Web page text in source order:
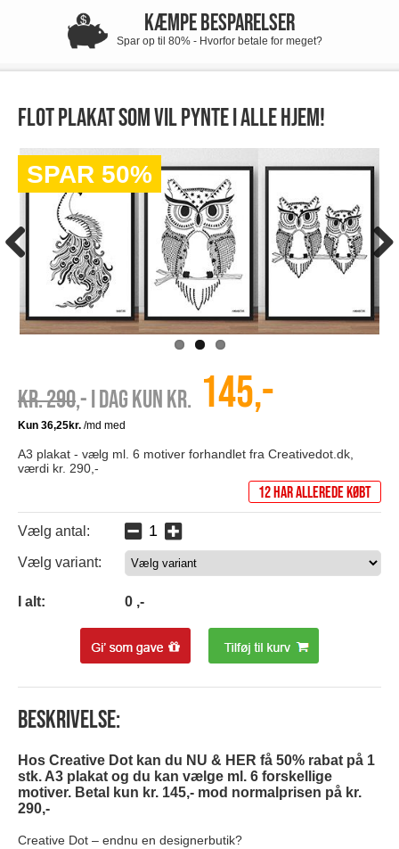
KÆMPE BESPARELSER
Spar op til 80% - Hvorfor betale for meget?
Flot plakat som vil pynte i alle hjem!
SPAR 50%
Kr. 290,- I dag kun kr. 145,-
A3 plakat - vælg ml. 6 motiver forhandlet fra Creativedot.dk,
værdi kr. 290,-
12 har allerede købt
Vælg antal:
Vælg variant:
I alt: 0 ,-
Beskrivelse:
Hos Creative Dot kan du NU & HER få 50% rabat på 1
stk. A3 plakat og du kan vælge ml. 6 forskellige
motiver. Betal kun kr. 145,- mod normalprisen på kr.
290,-
Creative Dot – endnu en designerbutik?